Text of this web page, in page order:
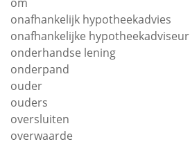
onafhankelijk hypotheekadvies
onafhankelijke hypotheekadviseur
onderhandse lening
onderpand
ouder
ouders
oversluiten
overwaarde